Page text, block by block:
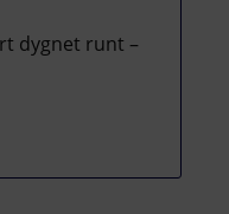
dygnet runt –